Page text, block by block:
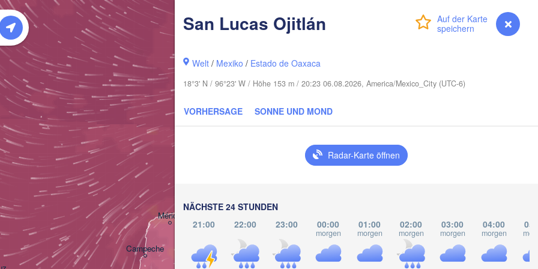
Anmelden myVentusky Vorhersage
San Lucas Ojitlán
Welt / Mexiko / Estado de Oaxaca
18°3' N / 96°23' W / Höhe 153 m / 20:23 06.08.2026, America/Mexico_City (UTC-6)
VORHERSAGE SONNE UND MOND
Radar-Karte öffnen
NÄCHSTE 24 STUNDEN
21:00
22:00 23:00 00:00
morgen
01:00
morgen
02:00
morgen
03:00
morgen
04:00
morgen
Campeche
La Habana
Port Saint Lucie
Mérida Cancún